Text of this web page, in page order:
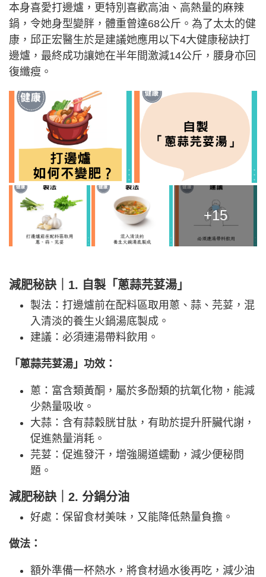
本身喜愛打邊爐，更特別喜歡高油、高熱量的麻辣
鍋，令她身型變胖，體重曾達68公斤。為了太太的健
康，邱正宏醫生於是建議她應用以下4大健康秘訣打
邊爐，最終成功讓她在半年間激減14公斤，腰身亦回
復纖瘦。
+15
減肥秘訣｜1. 自製「蔥蒜芫荽湯」
製法：打邊爐前在配料區取用蔥、蒜、芫荽，混
入清淡的養生火鍋湯底製成。
建議：必須連湯帶料飲用。
「蔥蒜芫荽湯」功效：
蔥：富含類黃酮，屬於多酚類的抗氧化物，能減
少熱量吸收。
大蒜：含有蒜穀胱甘肽，有助於提升肝臟代謝，
促進熱量消耗。
芫荽：促進發汗，增強腸道蠕動，減少便秘問
題。
減肥秘訣｜2. 分鍋分油
好處：保留食材美味，又能降低熱量負擔。
做法：
額外準備一杯熱水，將食材過水後再吃，減少油